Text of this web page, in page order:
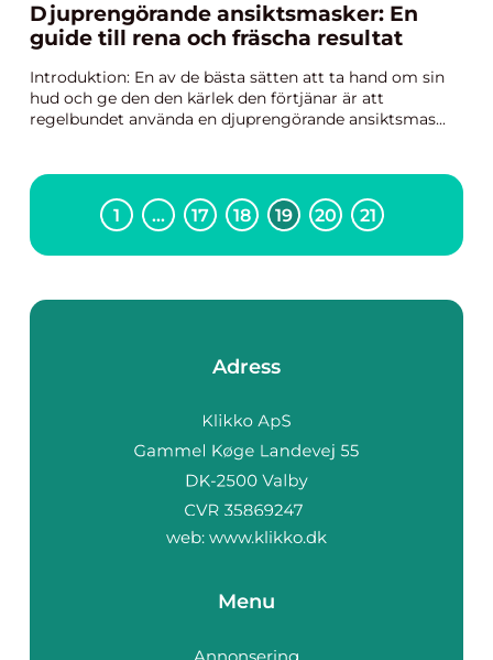
Djuprengörande ansiktsmasker: En
guide till rena och fräscha resultat
Introduktion: En av de bästa sätten att ta hand om sin
hud och ge den den kärlek den förtjänar är att
regelbundet använda en djuprengörande ansiktsmas...
1 … 17 18 19 20 21
Adress
web: www.klikko.dk
Menu
Annonsering